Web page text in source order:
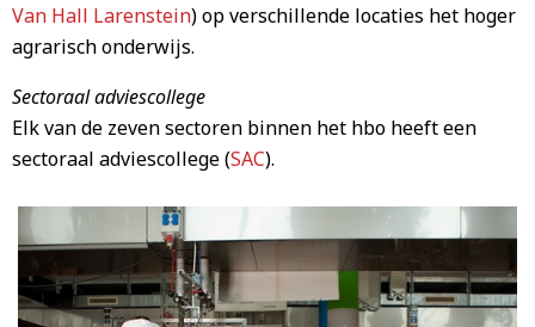
Van Hall Larenstein) op verschillende locaties het hoger
agrarisch onderwijs.
Sectoraal adviescollege
Elk van de zeven sectoren binnen het hbo heeft een
sectoraal adviescollege (SAC).